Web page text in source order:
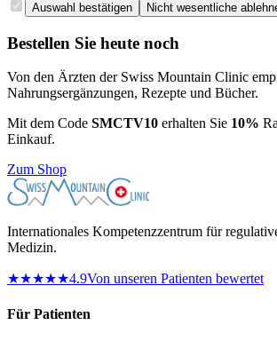
Auswahl bestätigen Nicht wesentliche
Bestellen Sie heute noch
Von den Ärzten der Swiss Mountain Clinic
Nahrungsergänzungen, Rezepte und Bücher.
Mit dem Code SMCTV10 erhalten Sie 10%
Einkauf.
Zum Shop
Internationales Kompetenzzentrum für
Medizin.
★★★★★4.9Von unseren Patienten bewertet
Für Patienten